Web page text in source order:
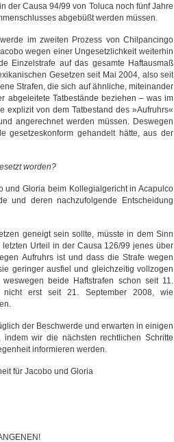
der Causa 94/99 von Toluca noch fünf Jahre
abgebüßt werden müssen.
im zweiten Prozess von Chilpancingo
wegen einer Ungesetzlichkeit weiterhin
Einzelstrafe auf das gesamte Haftausmaß
Gesetzen seit Mai 2004, also seit
Strafen, die sich auf ähnliche, miteinander
abgeleitete Tatbestände beziehen – was im
explizit von dem Tatbestand des »Aufruhrs«
angerechnet werden müssen. Deswegen
gesetzeskonform gehandelt hätte, aus der
worden?
und Gloria beim Kollegialgericht in Acapulco
und deren nachzufolgende Entscheidung
geneigt sein sollte, müsste in dem Sinn
Urteil in der Causa 126/99 jenes über
Aufruhrs ist und dass die Strafe wegen
geringer ausfiel und gleichzeitig vollzogen
beide Haftstrafen schon seit 11.
erst seit 21. September 2008, wie
der Beschwerde und erwarten in einigen
wir die nächsten rechtlichen Schritte
informieren werden.
für Jacobo und Gloria